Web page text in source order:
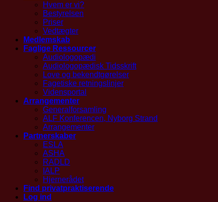
Hvem er vi?
Bestyrelsen
Priser
Vedtægter
Medlemskab
Faglige Ressourcer
Audiologopædi
Audiologopædisk Tidsskrift
Love og bekendtgørelser
Fagetiske retningslinjer
Vidensportal
Arrangementer
Generalforsamling
ALF Konferencen, Nyborg Strand
Arrangementer
Partnerskaber
ESLA
ASHA
RADLD
IALP
Hjernerådet
Find privatpraktiserende
Log ind